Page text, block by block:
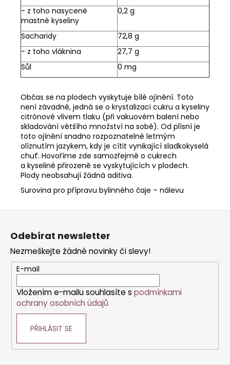
- z toho nasycené
mastné kyseliny
0,2 g
Sacharidy
72,8 g
- z toho vláknina
27,7 g
Sůl
0 mg
Občas se na plodech vyskytuje bílé ojínění. Toto
není závadné, jedná se o krystalizaci cukru a kyseliny
citrónové vlivem tlaku (při vakuovém balení nebo
skladování většího množství na sobě). Od plísní je
toto ojínění snadno rozpoznatelné letmým
olíznutím jazykem, kdy je cítit vynikající sladkokyselá
chuť. Hovoříme zde samozřejmě o cukrech
a kyselině přirozeně se vyskytujících v plodech.
Plody neobsahují žádná aditiva.
Surovina pro přípravu bylinného čaje – nálevu
Z
Odebírat newsletter
Nezmeškejte žádné novinky či slevy!
E-mail
Vložením e-mailu souhlasíte s podmínkami
ochrany osobních údajů
PŘIHLÁSIT SE